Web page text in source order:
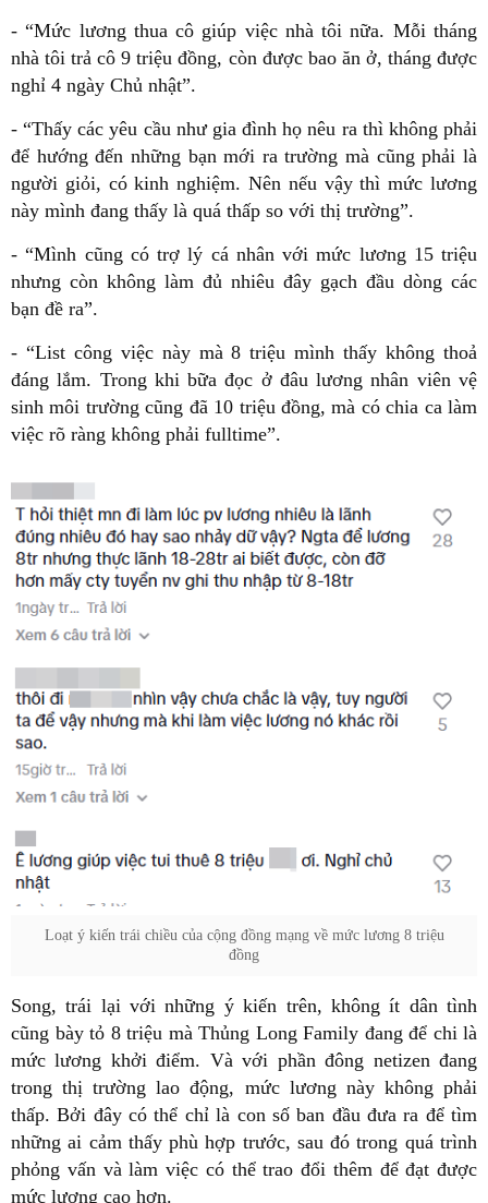
- “Mức lương thua cô giúp việc nhà tôi nữa. Mỗi tháng
nhà tôi trả cô 9 triệu đồng, còn được bao ăn ở, tháng được
nghỉ 4 ngày Chủ nhật”.
- “Thấy các yêu cầu như gia đình họ nêu ra thì không phải
để hướng đến những bạn mới ra trường mà cũng phải là
người giỏi, có kinh nghiệm. Nên nếu vậy thì mức lương
này mình đang thấy là quá thấp so với thị trường”.
- “Mình cũng có trợ lý cá nhân với mức lương 15 triệu
nhưng còn không làm đủ nhiêu đây gạch đầu dòng các
bạn đề ra”.
- “List công việc này mà 8 triệu mình thấy không thoả
đáng lắm. Trong khi bữa đọc ở đâu lương nhân viên vệ
sinh môi trường cũng đã 10 triệu đồng, mà có chia ca làm
việc rõ ràng không phải fulltime”.
Loạt ý kiến trái chiều của cộng đồng mạng về mức lương 8 triệu
đồng
Song, trái lại với những ý kiến trên, không ít dân tình
cũng bày tỏ 8 triệu mà Thủng Long Family đang để chi là
mức lương khởi điểm. Và với phần đông netizen đang
trong thị trường lao động, mức lương này không phải
thấp. Bởi đây có thể chỉ là con số ban đầu đưa ra để tìm
những ai cảm thấy phù hợp trước, sau đó trong quá trình
phỏng vấn và làm việc có thể trao đổi thêm để đạt được
mức lương cao hơn.